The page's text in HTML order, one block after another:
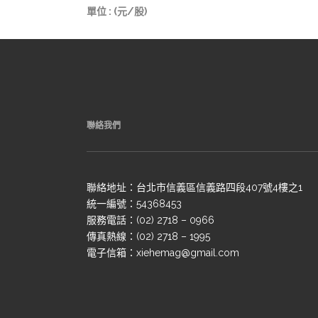
單位 : (元/股)
聯絡我們
聯絡地址：台北市信義區信義路四段407號4樓之1
統一編號：54368453
服務電話：(02) 2718 – 0966
傳真熱線：(02) 2718 – 1995
電子信箱：xiehemag@gmail.com